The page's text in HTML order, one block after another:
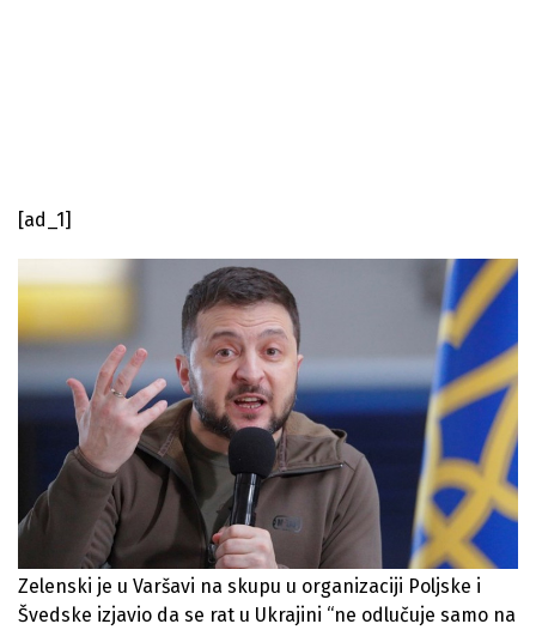
[ad_1]
Zelenski je u Varšavi na skupu u organizaciji Poljske i
Švedske izjavio da se rat u Ukrajini “ne odlučuje samo na